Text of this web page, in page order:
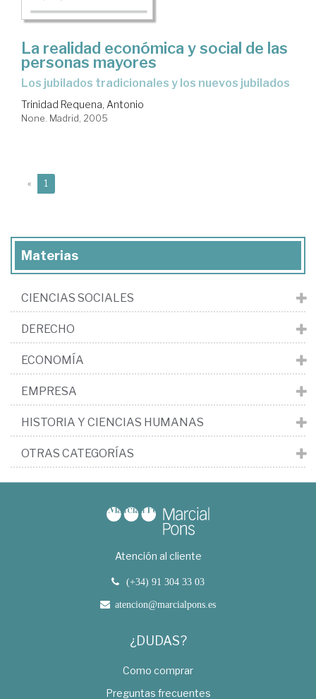
La realidad económica y social de las
personas mayores
los jubilados tradicionales y los nuevos jubilados
Trinidad Requena, Antonio
None. Madrid, 2005
« 1
Materias
CIENCIAS SOCIALES
DERECHO
ECONOMÍA
EMPRESA
HISTORIA Y CIENCIAS HUMANAS
OTRAS CATEGORÍAS
Atención al cliente
(+34) 91 304 33 03
atencion@marcialpons.es
¿DUDAS?
Como comprar
Preguntas frecuentes